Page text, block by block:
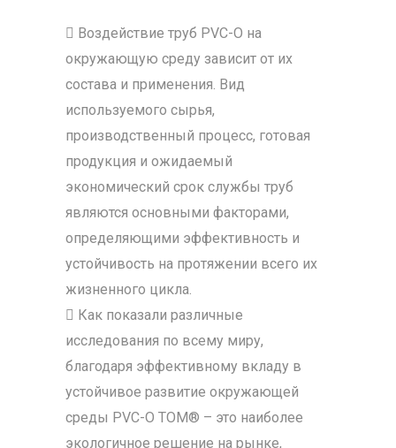
 Воздействие труб PVC-O на
окружающую среду зависит от их
состава и применения. Вид
используемого сырья,
производственный процесс, готовая
продукция и ожидаемый
экономический срок службы труб
являются основными факторами,
определяющими эффективность и
устойчивость на протяжении всего их
жизненного цикла.
 Как показали различные
исследования по всему миру,
благодаря эффективному вкладу в
устойчивое развитие окружающей
среды PVC-O TOM® – это наиболее
экологичное решение на рынке,